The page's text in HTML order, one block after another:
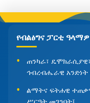
የብልፅግና ፓርቲ
ጠንካራ፣
ኅብረብሔራዊ አንድነት
ልማትና ፍትሐዊ